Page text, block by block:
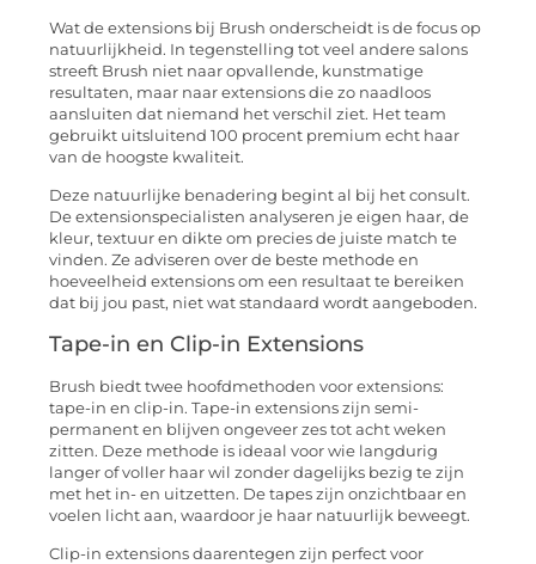
Wat de extensions bij Brush onderscheidt is de focus op
natuurlijkheid. In tegenstelling tot veel andere salons
streeft Brush niet naar opvallende, kunstmatige
resultaten, maar naar extensions die zo naadloos
aansluiten dat niemand het verschil ziet. Het team
gebruikt uitsluitend 100 procent premium echt haar
van de hoogste kwaliteit.
Deze natuurlijke benadering begint al bij het consult.
De extensionspecialisten analyseren je eigen haar, de
kleur, textuur en dikte om precies de juiste match te
vinden. Ze adviseren over de beste methode en
hoeveelheid extensions om een resultaat te bereiken
dat bij jou past, niet wat standaard wordt aangeboden.
Tape-in en Clip-in Extensions
Brush biedt twee hoofdmethoden voor extensions:
tape-in en clip-in. Tape-in extensions zijn semi-
permanent en blijven ongeveer zes tot acht weken
zitten. Deze methode is ideaal voor wie langdurig
langer of voller haar wil zonder dagelijks bezig te zijn
met het in- en uitzetten. De tapes zijn onzichtbaar en
voelen licht aan, waardoor je haar natuurlijk beweegt.
Clip-in extensions daarentegen zijn perfect voor